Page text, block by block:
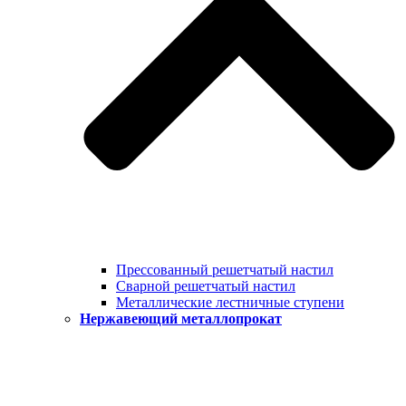
Прессованный решетчатый настил
Сварной решетчатый настил
Металлические лестничные ступени
Нержавеющий металлопрокат